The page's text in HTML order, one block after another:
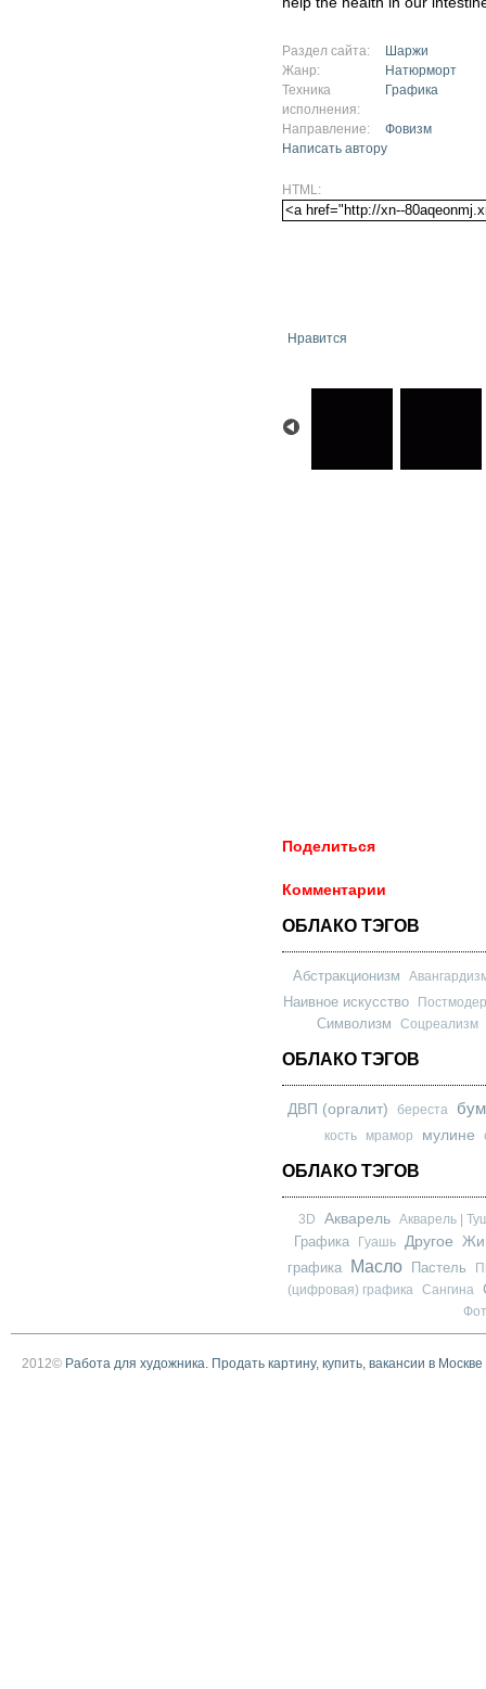
Раздел сайта:
Шаржи
Жанр:
Натюрморт
Техника
исполнения:
Графика
Направление:
Фовизм
Написать автору
HTML:
Нравится
Поделиться
Комментарии
ОБЛАКО ТЭГОВ
Абстракционизм
Наивное искусство
Символизм Соцреализм
ОБЛАКО ТЭГОВ
ДВП (оргалит) береста
кость мрамор мулине
ОБЛАКО ТЭГОВ
3D Акварель Акварель |
Графика Гуашь Другое
графика
Масло Пастель
(цифровая) графика
Сангина
2012© Работа для художника. Продать картину, купить, вакансии в Москве